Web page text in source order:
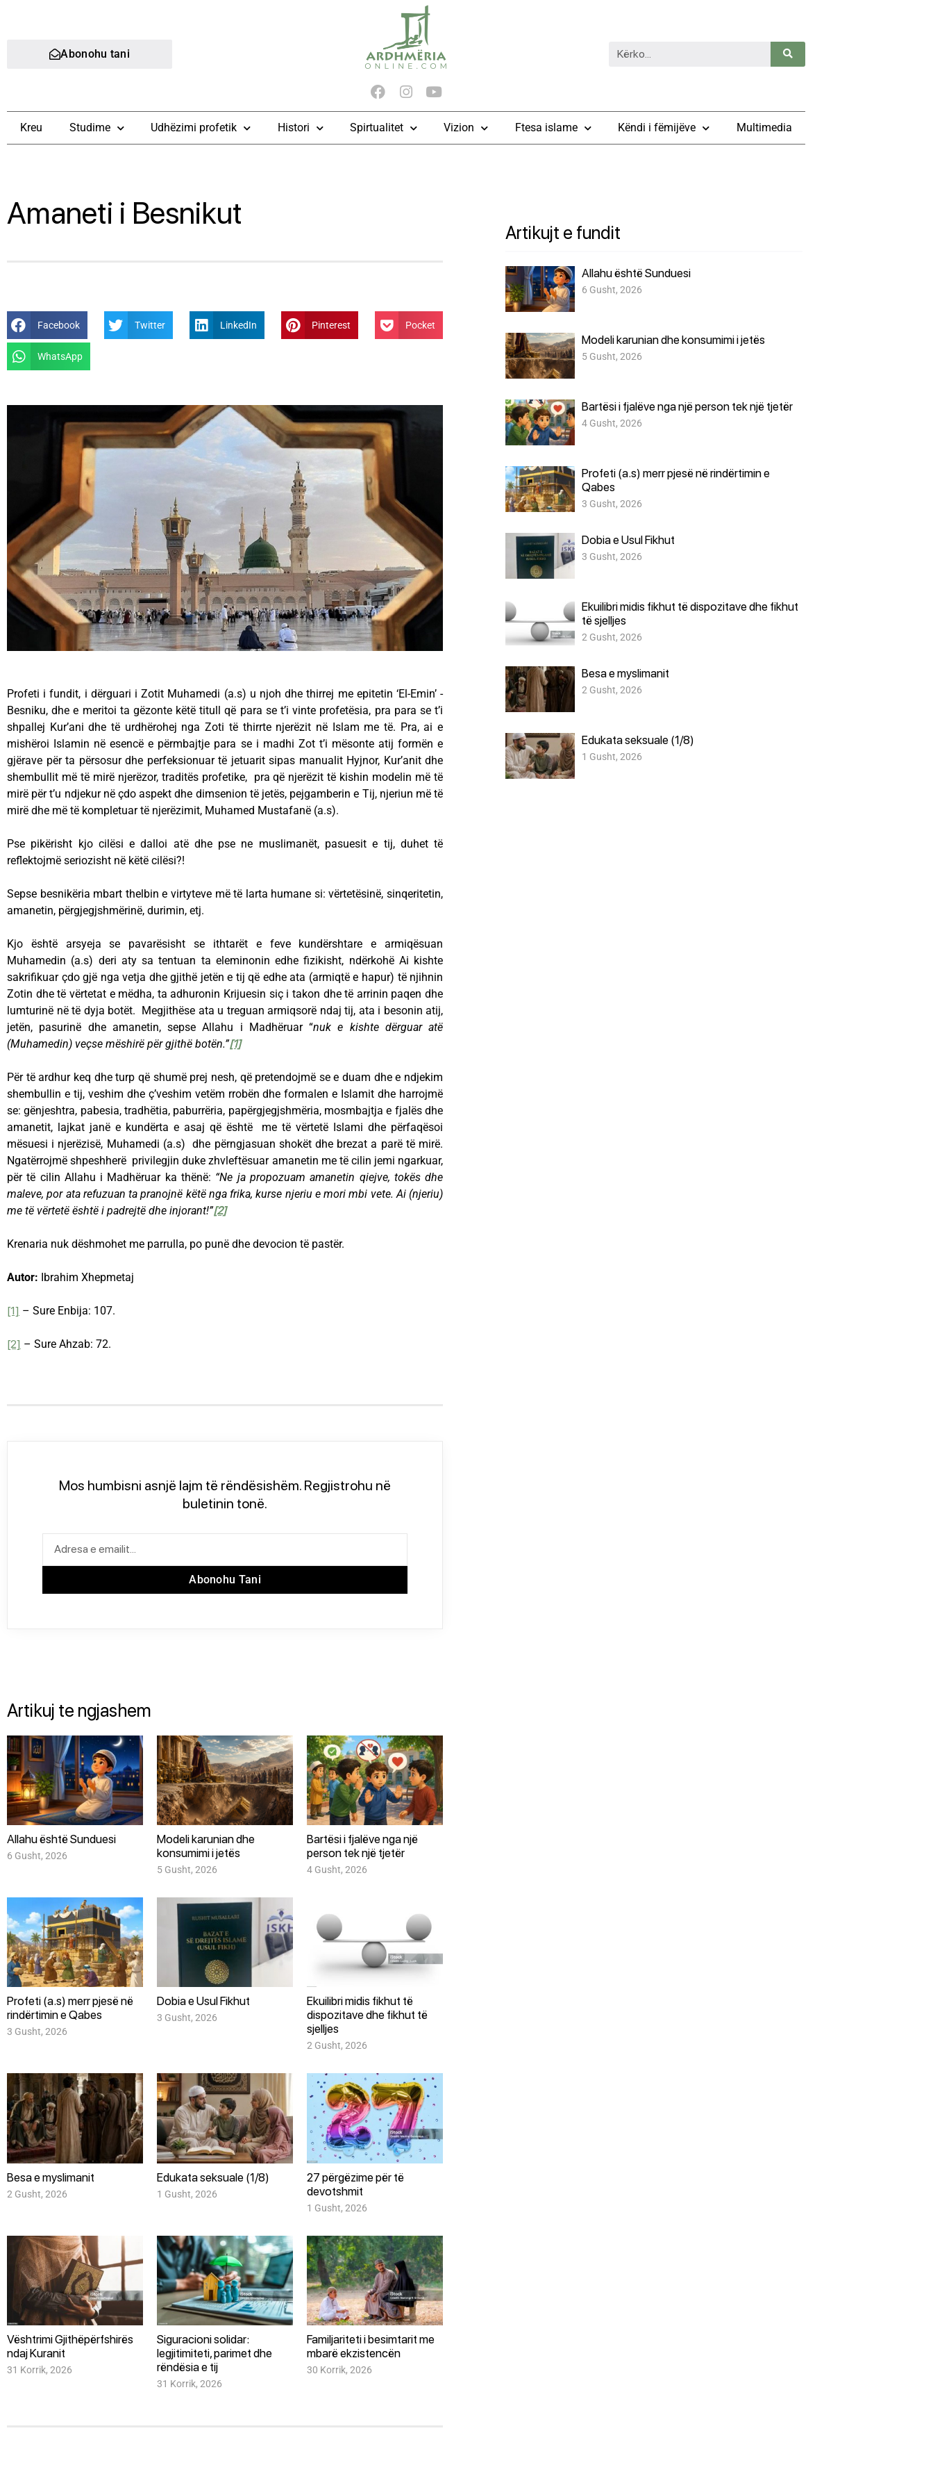
Abonohu tani
Kreu Studime Udhëzimi profetik Histori Spirtualitet Vizion Ftesa islame Këndi i fëmijëve Multimedia
Amaneti i Besnikut
Facebook Twitter LinkedIn Pinterest Pocket
WhatsApp
Profeti i fundit, i dërguari i Zotit Muhamedi (a.s) u njoh dhe thirrej me epitetin ‘El-Emin’ -
Besniku, dhe e meritoi ta gëzonte këtë titull që para se t’i vinte profetësia, pra para se t’i
shpallej Kur’ani dhe të urdhërohej nga Zoti të thirrte njerëzit në Islam me të. Pra, ai e
mishëroi Islamin në esencë e përmbajtje para se i madhi Zot t’i mësonte atij formën e
gjërave për ta përsosur dhe perfeksionuar të jetuarit sipas manualit Hyjnor, Kur’anit dhe
shembullit më të mirë njerëzor, traditës profetike, pra që njerëzit të kishin modelin më të
mirë për t’u ndjekur në çdo aspekt dhe dimsenion të jetës, pejgamberin e Tij, njeriun më të
mirë dhe më të kompletuar të njerëzimit, Muhamed Mustafanë (a.s).
Pse pikërisht kjo cilësi e dalloi atë dhe pse ne muslimanët, pasuesit e tij, duhet të
reflektojmë seriozisht në këtë cilësi?!
Sepse besnikëria mbart thelbin e virtyteve më të larta humane si: vërtetësinë, sinqeritetin,
amanetin, përgjegjshmërinë, durimin, etj.
Kjo është arsyeja se pavarësisht se ithtarët e feve kundërshtare e armiqësuan
Muhamedin (a.s) deri aty sa tentuan ta eleminonin edhe fizikisht, ndërkohë Ai kishte
sakrifikuar çdo gjë nga vetja dhe gjithë jetën e tij që edhe ata (armiqtë e hapur) të njihnin
Zotin dhe të vërtetat e mëdha, ta adhuronin Krijuesin siç i takon dhe të arrinin paqen dhe
lumturinë në të dyja botët. Megjithëse ata u treguan armiqsorë ndaj tij, ata i besonin atij,
jetën, pasurinë dhe amanetin, sepse Allahu i Madhëruar “nuk e kishte dërguar atë
(Muhamedin) veçse mëshirë për gjithë botën.”[1]
Për të ardhur keq dhe turp që shumë prej nesh, që pretendojmë se e duam dhe e ndjekim
shembullin e tij, veshim dhe ç’veshim vetëm rrobën dhe formalen e Islamit dhe harrojmë
se: gënjeshtra, pabesia, tradhëtia, paburrëria, papërgjegjshmëria, mosmbajtja e fjalës dhe
amanetit, lajkat janë e kundërta e asaj që është me të vërtetë Islami dhe përfaqësoi
mësuesi i njerëzisë, Muhamedi (a.s) dhe përngjasuan shokët dhe brezat a parë të mirë.
Ngatërrojmë shpeshherë privilegjin duke zhvleftësuar amanetin me të cilin jemi ngarkuar,
për të cilin Allahu i Madhëruar ka thënë: “Ne ja propozuam amanetin qiejve, tokës dhe
maleve, por ata refuzuan ta pranojnë këtë nga frika, kurse njeriu e mori mbi vete. Ai (njeriu)
me të vërtetë është i padrejtë dhe injorant!”[2]
Krenaria nuk dëshmohet me parrulla, po punë dhe devocion të pastër.
Autor: Ibrahim Xhepmetaj
[1] – Sure Enbija: 107.
[2] – Sure Ahzab: 72.
Mos humbisni asnjë lajm të rëndësishëm. Regjistrohu në
buletinin tonë.
Abonohu Tani
Artikuj te ngjashem
Allahu është Sunduesi
6 Gusht, 2026
Modeli karunian dhe
konsumimi i jetës
5 Gusht, 2026
Bartësi i fjalëve nga një
person tek një tjetër
4 Gusht, 2026
Profeti (a.s) merr pjesë në
rindërtimin e Qabes
3 Gusht, 2026
Dobia e Usul Fikhut
3 Gusht, 2026
Ekuilibri midis fikhut të
dispozitave dhe fikhut të
sjelljes
2 Gusht, 2026
Besa e myslimanit
2 Gusht, 2026
Edukata seksuale (1/8)
1 Gusht, 2026
27 përgëzime për të
devotshmit
1 Gusht, 2026
Vështrimi Gjithëpërfshirës
ndaj Kuranit
31 Korrik, 2026
Siguracioni solidar:
legjitimiteti, parimet dhe
rëndësia e tij
31 Korrik, 2026
Familjariteti i besimtarit me
mbarë ekzistencën
30 Korrik, 2026
Artikujt e fundit
Allahu është Sunduesi
6 Gusht, 2026
Modeli karunian dhe konsumimi i jetës
5 Gusht, 2026
Bartësi i fjalëve nga një person tek një tjetër
4 Gusht, 2026
Profeti (a.s) merr pjesë në rindërtimin e
Qabes
3 Gusht, 2026
Dobia e Usul Fikhut
3 Gusht, 2026
Ekuilibri midis fikhut të dispozitave dhe fikhut
të sjelljes
2 Gusht, 2026
Besa e myslimanit
2 Gusht, 2026
Edukata seksuale (1/8)
1 Gusht, 2026